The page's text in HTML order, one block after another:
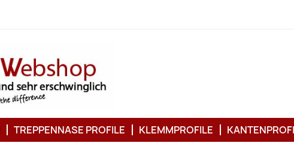
TREPPENNASE PROFILE KLEMMPROFILE